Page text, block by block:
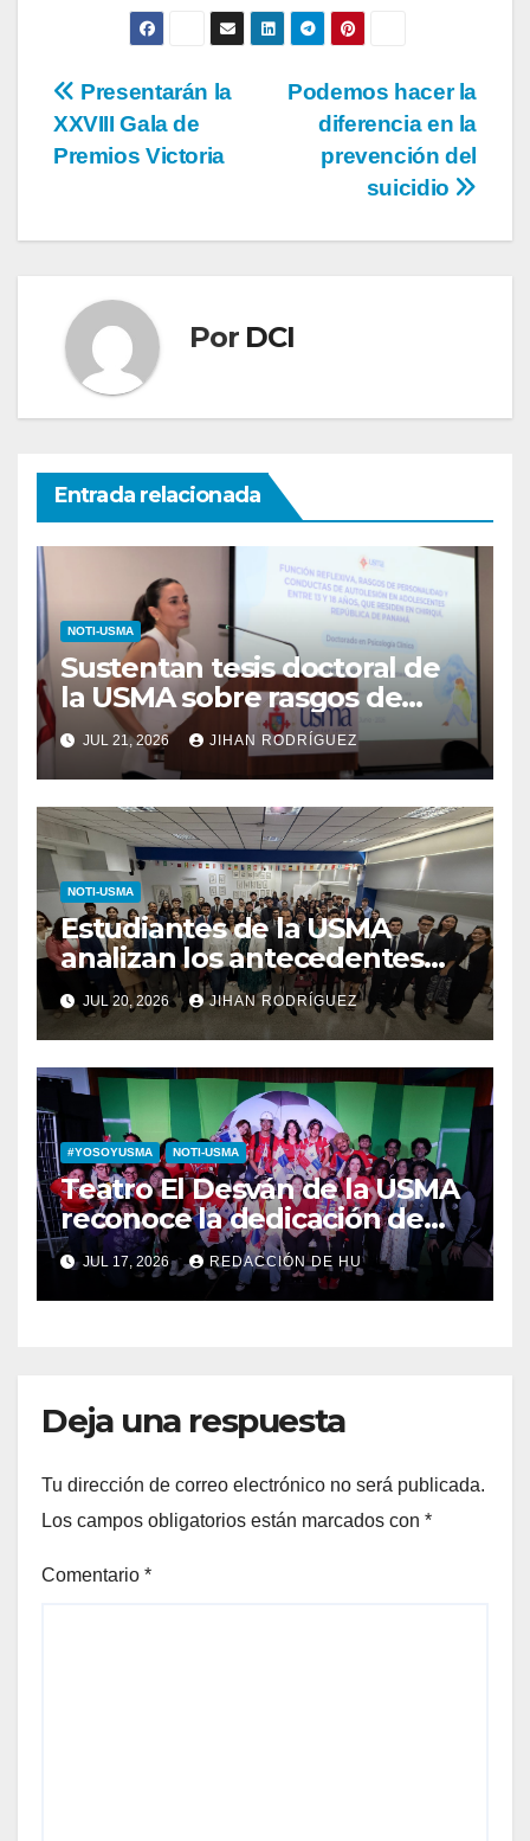
Podemos hacer la
diferencia en la
prevención del
suicidio
Presentarán la
XXVIII Gala de
Premios Victoria
Por DCI
Entrada relacionada
NOTI-USMA
Sustentan tesis doctoral de
la USMA sobre rasgos de
personalidad y conductas de
autolesión en adolescentes
JUL 21, 2026 JIHAN RODRÍGUEZ
NOTI-USMA
Estudiantes de la USMA
analizan los antecedentes
del Derecho Romano junto a
diputada invitada
JUL 20, 2026 JIHAN RODRÍGUEZ
#YOSOYUSMA NOTI-USMA
Teatro El Desván de la USMA
reconoce la dedicación de
sus estudiantes en su 43
aniversario
JUL 17, 2026 REDACCIÓN DE HU
Deja una respuesta
Tu dirección de correo electrónico no será publicada.
Los campos obligatorios están marcados con *
Comentario *